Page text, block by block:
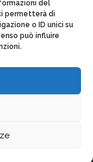
del
permetterà di
o ID unici su
può influire
-
,Web agency,
02179820424